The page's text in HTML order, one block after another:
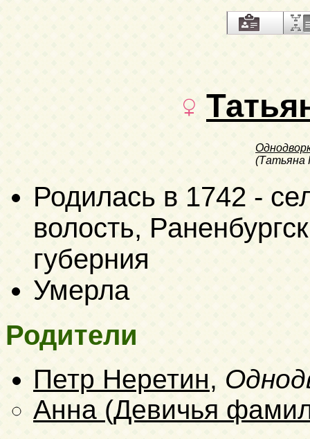
(Татьяна
Родилась в 1742 -
волость,
губерния
Умерла
Родители
Петр Неретин,
Анна (Девичья